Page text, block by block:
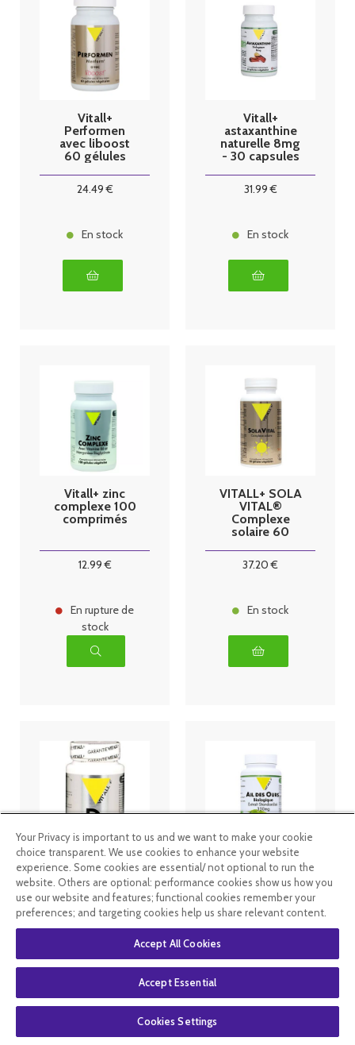
Vitall+
Performen
avec liboost
60 gélules
24.49€
En stock
Vitall+
astaxanthine
naturelle 8mg
- 30 capsules
31.99€
En stock
Vitall+ zinc
complexe 100
comprimés
12.99€
En rupture de
stock
VITALL+ SOLA
VITAL®
Complexe
solaire 60
37.20 €
En stock
Vitall+
Vitamine D3
végétale 20
µg - 100
gélules
végétales
VITALL + AIL
DES OURS
BIO* 350mg
100 gel
Your Privacy is important to us and we want to make your cookie
choice transparent. We use cookies to enhance your website
experience. Some cookies are essential/ not optional to run the
website. Others are optional: performance cookies show us how you
use our website and features; functional cookies remember your
preferences; and targeting cookies help us share relevant content.
Accept All Cookies
Accept Essential
Cookies Settings